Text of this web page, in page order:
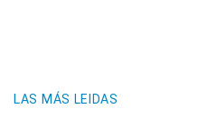
LAS MÁS LEIDAS